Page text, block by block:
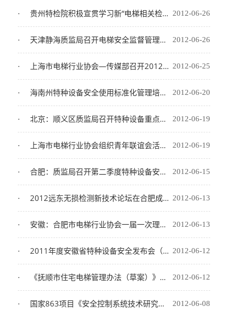
贵州特检院积极宣贯学习新“电梯相关检验规则”（图） 2012-06-26
天津静海质监局召开电梯安全监督管理宣贯会 2012-06-26
上海市电梯行业协会—传媒部召开2012第一次会议通讯员会议(图) 2012-06-25
海南州特种设备安全使用标准化管理培训会 2012-06-20
北京：顺义区质监局召开特种设备重点监察单位季度工作会 2012-06-19
上海市电梯行业协会组织青年联谊会活动（组图） 2012-06-19
合肥：质监局召开第二季度特种设备安全工作例会（图） 2012-06-15
2012远东无损检测新技术论坛在合肥成功举办 2012-06-13
安徽：合肥市电梯行业协会一届一次理事会如期召开 2012-06-13
2011年度安徽省特种设备安全发布会（图） 2012-06-12
《抚顺市住宅电梯管理办法（草案）》召开征求意见会 2012-06-12
国家863项目《安全控制系统技术研究与开发》启动会召开（图） 2012-06-08